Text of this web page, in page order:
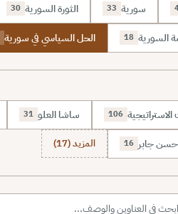
سورية 33 الثورة السورية 30
السورية 18 الحل السياسي في سورية
106 ساشا العلو 31
حسن جابر 16 المزيد (17)